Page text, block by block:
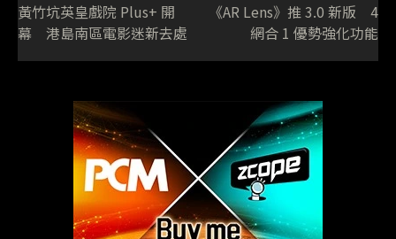
黃竹坑英皇戲院 Plus+ 開
幕 港島南區電影迷新去處
《AR Lens》推 3.0 新版 4
網合 1 優勢強化功能